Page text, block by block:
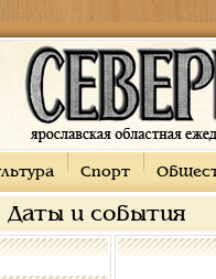
Спорт
Даты и события